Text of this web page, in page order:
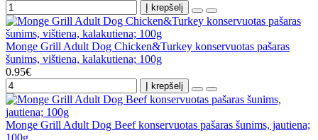
Į krepšelį
Monge Grill Adult Dog Chicken&Turkey konservuotas pašaras
šunims, vištiena, kalakutiena; 100g
0.95€
Į krepšelį
Monge Grill Adult Dog Beef konservuotas pašaras šunims, jautiena;
100g